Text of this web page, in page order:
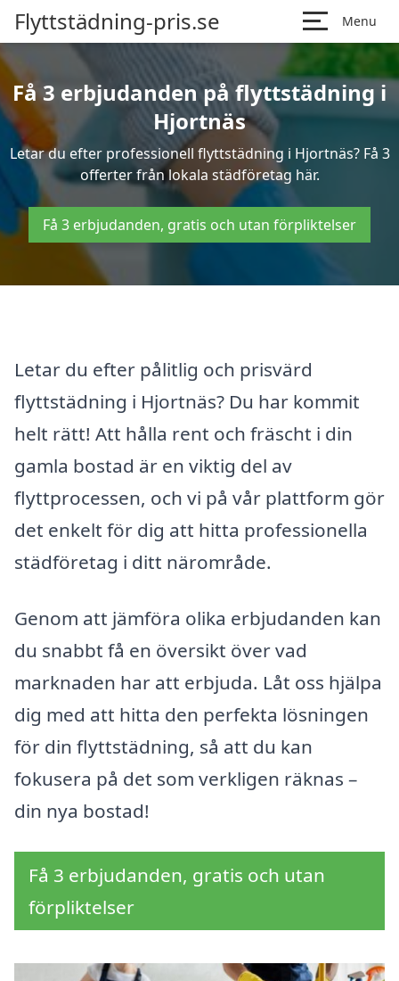
Flyttstädning-pris.se Menu
Få 3 erbjudanden på flyttstädning i
Hjortnäs
Letar du efter professionell flyttstädning i Hjortnäs? Få 3
offerter från lokala städföretag här.
Få 3 erbjudanden, gratis och utan förpliktelser
Letar du efter pålitlig och prisvärd
flyttstädning i Hjortnäs? Du har kommit
helt rätt! Att hålla rent och fräscht i din
gamla bostad är en viktig del av
flyttprocessen, och vi på vår plattform gör
det enkelt för dig att hitta professionella
städföretag i ditt närområde.
Genom att jämföra olika erbjudanden kan
du snabbt få en översikt över vad
marknaden har att erbjuda. Låt oss hjälpa
dig med att hitta den perfekta lösningen
för din flyttstädning, så att du kan
fokusera på det som verkligen räknas –
din nya bostad!
Få 3 erbjudanden, gratis och utan
förpliktelser